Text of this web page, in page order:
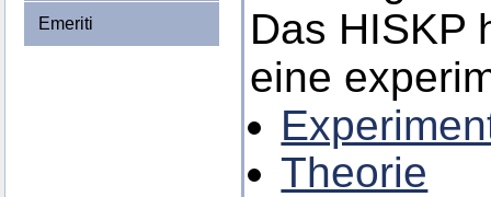
Emeriti
Das HISKP
eine
Theorie